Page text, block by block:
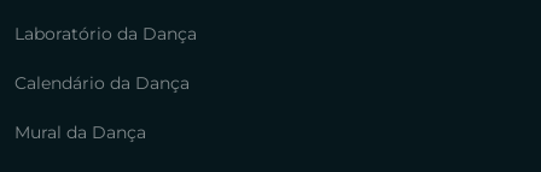
Laboratório da Dança
Calendário da Dança
Mural da Dança